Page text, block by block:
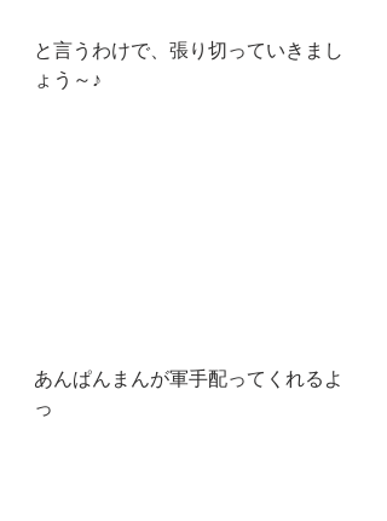
と言うわけで、張り切っていきまし
ょう～♪
あんぱんまんが軍手配ってくれるよ
っ